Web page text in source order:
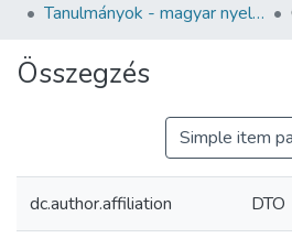
Tanulmányok - magyar nyelvű (RKI)
Összegzés
Simple item
dc.author.affiliation DTO